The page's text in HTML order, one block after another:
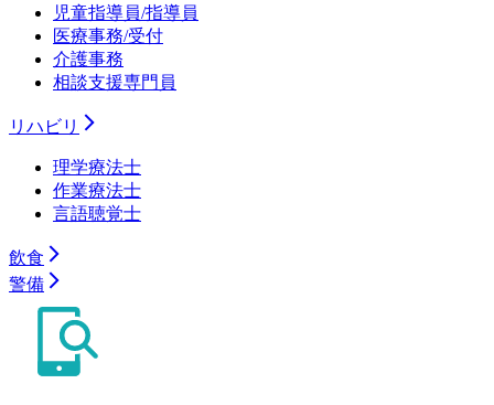
児童指導員/指導員
医療事務/受付
介護事務
相談支援専門員
リハビリ
理学療法士
作業療法士
言語聴覚士
飲食
警備